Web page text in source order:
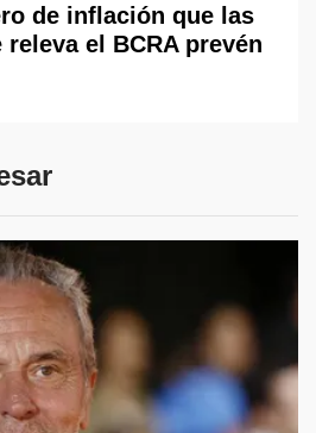
de inflación que las
el BCRA prevén